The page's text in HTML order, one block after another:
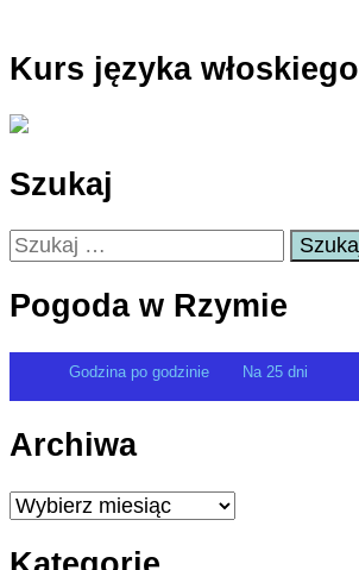
Kurs języka włoskiego
Szukaj
Szukaj:
Pogoda w Rzymie
Godzina po godzinie Na 25 dni
Archiwa
Archiwa